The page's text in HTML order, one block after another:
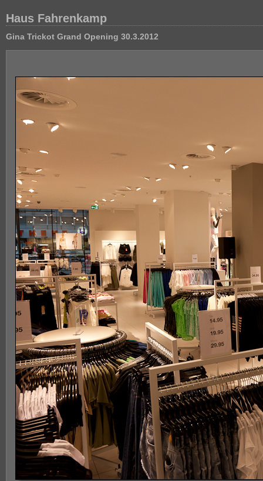
Haus Fahrenkamp
Gina Trickot Grand Opening 30.3.2012